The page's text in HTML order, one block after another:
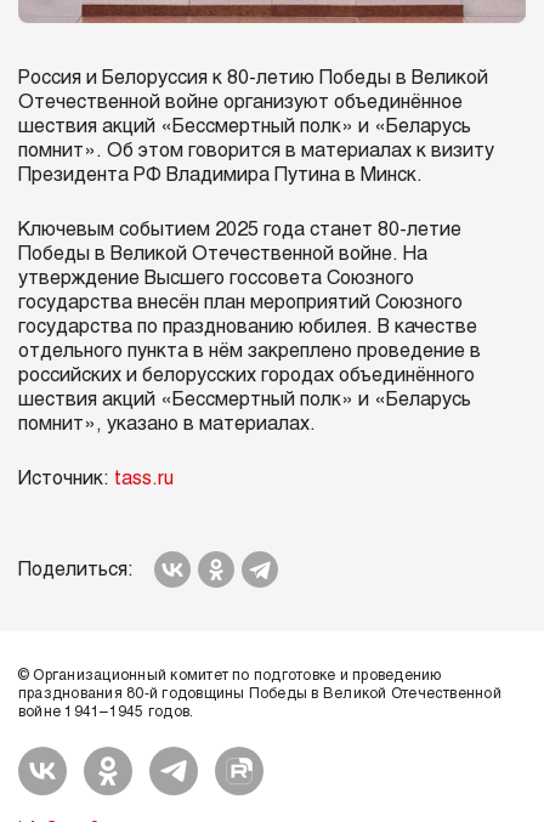
Россия и Белоруссия к 80-летию Победы в Великой
Отечественной войне организуют объединённое
шествия акций «Бессмертный полк» и «Беларусь
помнит». Об этом говорится в материалах к визиту
Президента РФ Владимира Путина в Минск.
Ключевым событием 2025 года станет 80-летие
Победы в Великой Отечественной войне. На
утверждение Высшего госсовета Союзного
государства внесён план мероприятий Союзного
государства по празднованию юбилея. В качестве
отдельного пункта в нём закреплено проведение в
российских и белорусских городах объединённого
шествия акций «Бессмертный полк» и «Беларусь
помнит», указано в материалах.
Источник: tass.ru
Поделиться:
© Организационный комитет по подготовке и проведению
празднования 80-й годовщины Победы в Великой Отечественной
войне 1941–1945 годов.